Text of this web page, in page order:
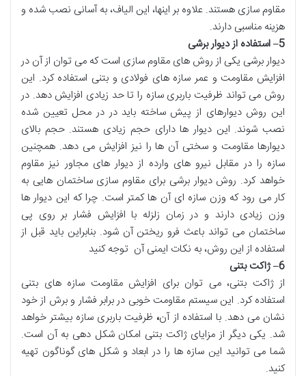
مقاوم سازی هستند. علاوه بر اینها، این الیاف، به آسانی نصب شده و
هزینه مناسبی دارند.
5
–استفاده از دیوار برشی
دیوار برشی یکی از روش های مقاوم سازی است که می توان از آن در
افزایش مقاومت و عمر سازه های فولادی و بتنی استفاده کرد. این
روش می تواند ظرفیت باربری سازه را تا حد زیادی افزایش دهد. در
این روش دیوارهای از پیش ساخته باید در در محل تعیین شده
نصب شوند. این دیوار ها دارای حجم زیادی هستند. حجم بالای
دیوارها مقاومت و سختی آن ها را نیز افزایش می دهد. همچنین
سازه را در مقابل نیرو های وارده از دیوار های مجاور نیز مقاوم
خواهد کرد. روش دیوار برشی برای مقاوم سازی ساختمان هایی به
کار می رود که وزن سازه ای آن ها کمتر است. چرا که این دیوار ها
وزن زیادی دارند و در زمان زلزله با افزایش فشار بر روی پی
ساختمان می تواند باعث فرو ریختن آن شود. بنابراین باید قبل از
استفاده از این روش، به نکات ایمنی آن توجه کنید
6
–ژاکت بتنی
از ژاکت بتنی، می توان برای افزایش مقاومت سازه های بتنی
استفاده کرد. این سیستم مقاومت خوبی در برابر فشار و برش از خود
نشان می دهد. با استفاده از آن، ظرفیت باربری سازه بیشتر خواهد
شد. یکی دیگر از مزایای ژاکت بتنی امکان شکل دهی به آن است.
شما می توانید این سازه ها را در ابعاد و شکل های گوناگون تهیه
کنید.